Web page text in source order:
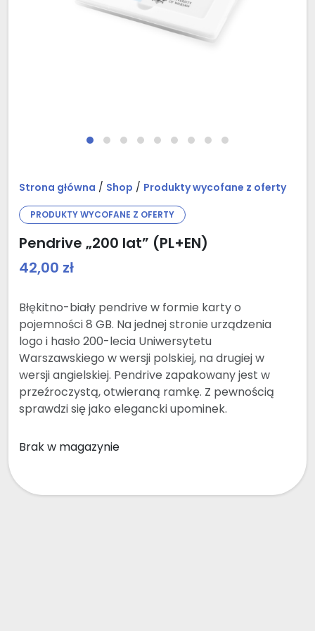
Strona główna / Shop / Produkty wycofane z oferty
PRODUKTY WYCOFANE Z OFERTY
Pendrive „200 lat” (PL+EN)
42,00 zł
Błękitno-biały pendrive w formie karty o
pojemności 8 GB. Na jednej stronie urządzenia
logo i hasło 200-lecia Uniwersytetu
Warszawskiego w wersji polskiej, na drugiej w
wersji angielskiej. Pendrive zapakowany jest w
przeźroczystą, otwieraną ramkę. Z pewnością
sprawdzi się jako elegancki upominek.
Brak w magazynie